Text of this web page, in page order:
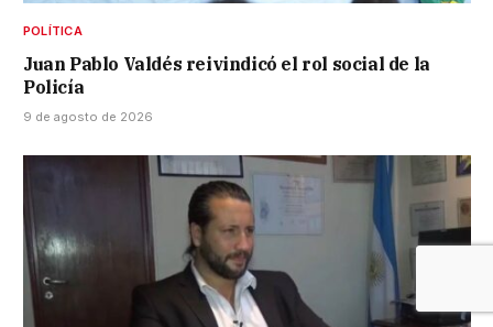
POLÍTICA
Juan Pablo Valdés reivindicó el rol social de la
Policía
9 de agosto de 2026